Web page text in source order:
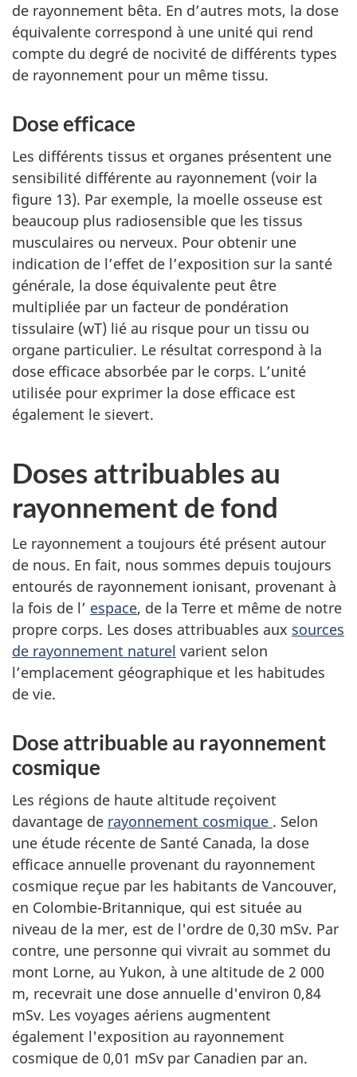
de rayonnement bêta. En d’autres mots, la dose
équivalente correspond à une unité qui rend
compte du degré de nocivité de différents types
de rayonnement pour un même tissu.
Dose efficace
Les différents tissus et organes présentent une
sensibilité différente au rayonnement (voir la
figure 13). Par exemple, la moelle osseuse est
beaucoup plus radiosensible que les tissus
musculaires ou nerveux. Pour obtenir une
indication de l’effet de l’exposition sur la santé
générale, la dose équivalente peut être
multipliée par un facteur de pondération
tissulaire (wT) lié au risque pour un tissu ou
organe particulier. Le résultat correspond à la
dose efficace absorbée par le corps. L’unité
utilisée pour exprimer la dose efficace est
également le sievert.
Doses attribuables au
rayonnement de fond
Le rayonnement a toujours été présent autour
de nous. En fait, nous sommes depuis toujours
entourés de rayonnement ionisant, provenant à
la fois de l’ espace, de la Terre et même de notre
propre corps. Les doses attribuables aux sources
de rayonnement naturel varient selon
l’emplacement géographique et les habitudes
de vie.
Dose attribuable au rayonnement
cosmique
Les régions de haute altitude reçoivent
davantage de rayonnement cosmique . Selon
une étude récente de Santé Canada, la dose
efficace annuelle provenant du rayonnement
cosmique reçue par les habitants de Vancouver,
en Colombie-Britannique, qui est située au
niveau de la mer, est de l'ordre de 0,30 mSv. Par
contre, une personne qui vivrait au sommet du
mont Lorne, au Yukon, à une altitude de 2 000
m, recevrait une dose annuelle d'environ 0,84
mSv. Les voyages aériens augmentent
également l'exposition au rayonnement
cosmique de 0,01 mSv par Canadien par an.